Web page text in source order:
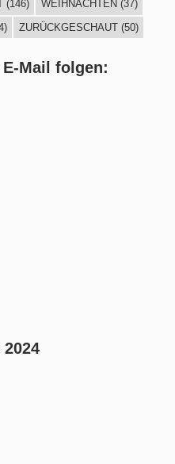
(146) WEIHNACHTEN (37)
ZURÜCKGESCHAUT(50)
Mail folgen: